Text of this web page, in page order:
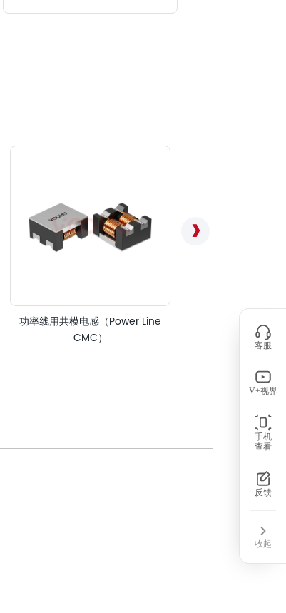
功率线用共模电感（Power Line
CMC）
电流
客服
V+视界
手机
查看
反馈
收起